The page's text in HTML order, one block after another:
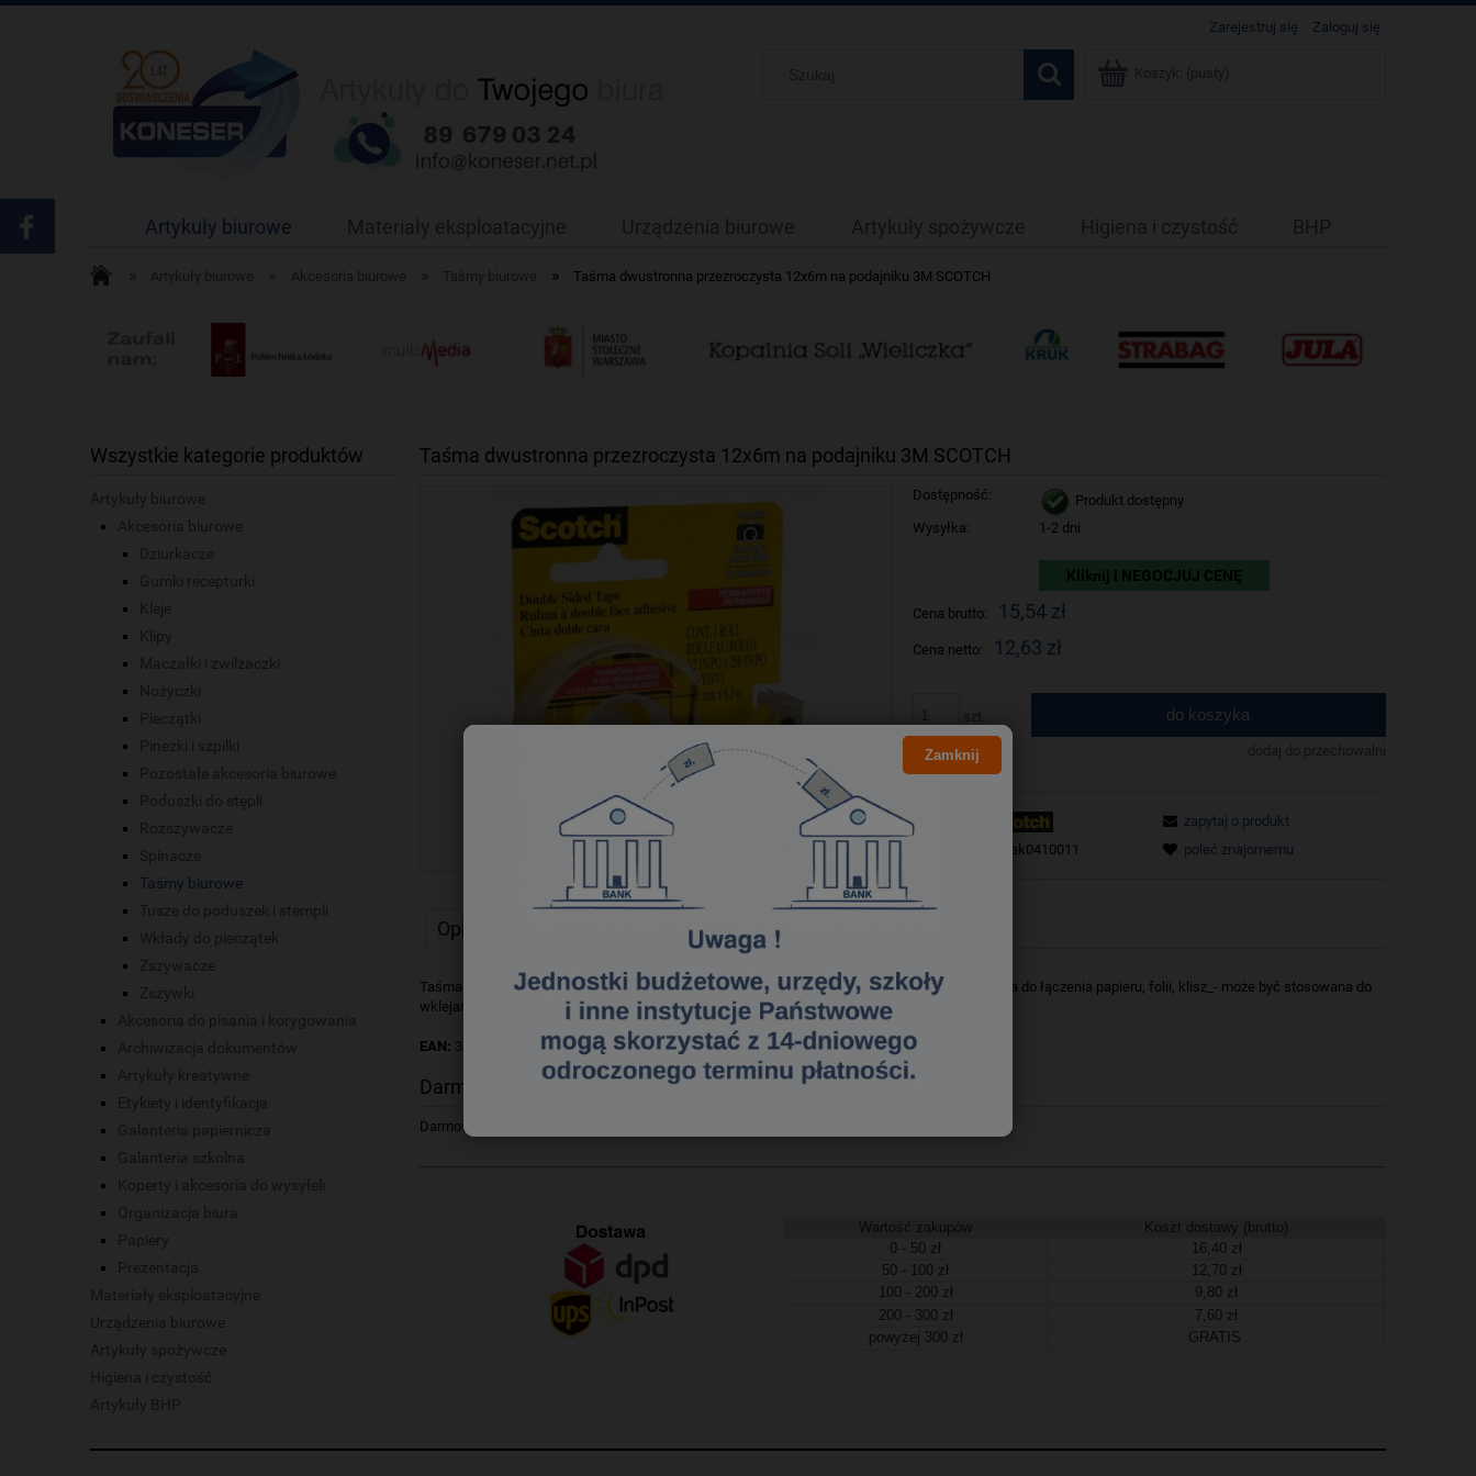
Zarejestruj się Zaloguj się
Koszyk: (pusty)
Artykuły biurowe Materiały eksploatacyjne Urządzenia biurowe Artykuły spożywcze Higiena i czystość BHP
Artykuły biurowe Akcesoria biurowe Taśmy biurowe » Taśma dwustronna przezroczysta 12x6m na podajniku 3M SCOTCH
Wszystkie kategorie produktów
Artykuły biurowe
Akcesoria biurowe
Dziurkacze
Gumki recepturki
Kleje
Klipy
Maczałki i zwilżaczki
Nożyczki
Pieczątki
Pinezki i szpilki
Pozostałe akcesoria biurowe
Poduszki do stępli
Rozszywacze
Spinacze
Taśmy biurowe
Tusze do poduszek i stempli
Wkłady do pieczątek
Zszywacze
Zszywki
Akcesoria do pisania i korygowania
Archiwizacja dokumentów
Artykuły kreatywne
Etykiety i identyfikacja
Galanteria papiernicza
Galanteria szkolna
Koperty i akcesoria do wysyłek
Organizacja biura
Papiery
Prezentacja
Materiały eksploatacyjne
Urządzenia biurowe
Artykuły spożywcze
Higiena i czystość
Artykuły BHP
Taśma dwustronna przezroczysta 12x6m na podajniku 3M SCOTCH
Dostępność:
Produkt dostępny
Wysyłka:
1-2 dni
Kliknij i NEGOCJUJ CENĘ
Cena brutto: 15,54 zł
Cena netto: 12,63 zł
do koszyka
dodaj do przechowalni
Producent:
tak0410011
zapytaj o produkt
poleć znajomemu
Opis
Taśma Scotch_ dwustronnie klejąca_- taśma dwustronnie klejąca_- cienka, przezroczysta taśma do łączenia papieru, folii, klisz_- może być stosowana do
wklejania zdjęć_- na podajniku_- jednostka sprzedaży 1 sztuka
EAN: 3002120059303;021200593031;0021200593031
Darmowa dostawa
Darmowa dostawa (Kurier - Przelew bankowy) już od 300,00 zł.
Wartość zakupów
Koszt dostawy (brutto)
0 - 50 zł
16,40 zł
50 - 100 zł
12,70 zł
100 - 200 zł
9,80 zł
200 - 300 zł
7,60 zł
powyżej 300 zł
GRATIS
Zamknij